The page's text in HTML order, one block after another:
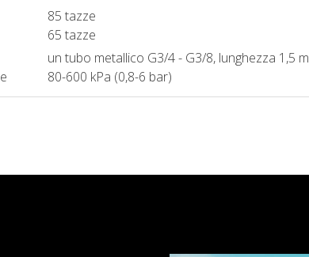
85 tazze
65 tazze
un tubo metallico G3/4 - G3/8, lunghezza 1,5 m
80-600 kPa (0,8-6 bar)